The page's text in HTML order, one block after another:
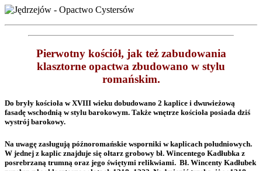
Pierwotny kościół, jak też zabudowania
klasztorne opactwa zbudowano w stylu
romańskim.
Do bryły kościoła w XVIII wieku dobudowano 2 kaplice i dwuwieżową
fasadę wschodnią w stylu barokowym. Także wnętrze kościoła posiada dziś
wystrój barokowy.
Na uwagę zasługują późnoromańskie wsporniki w kaplicach południowych.
W jednej z kaplic znajduje się ołtarz grobowy bł. Wincentego Kadłubka z
posrebrzaną trumną oraz jego świętymi relikwiami. Bł. Wincenty Kadłubek